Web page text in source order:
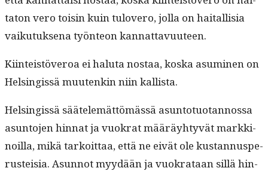
ta­ton vero toisin kuin tulovero, jol­la on haitallisia
vaiku­tuk­se­na työn­teon kannattavuuteen.
Kiin­teistöveroa ei halu­ta nos­taa, kos­ka asum­i­nen on
Helsingis­sä muutenkin niin kallista.
Helsingis­sä säätelemät­tömässä asun­to­tuotan­nos­sa
asun­to­jen hin­nat ja vuokrat määräy­htyvät markki­
noil­la, mikä tarkoit­taa, että ne eivät ole kus­tan­nus­pe­
rusteisia. Asun­not myy­dään ja vuokrataan sil­lä hin­